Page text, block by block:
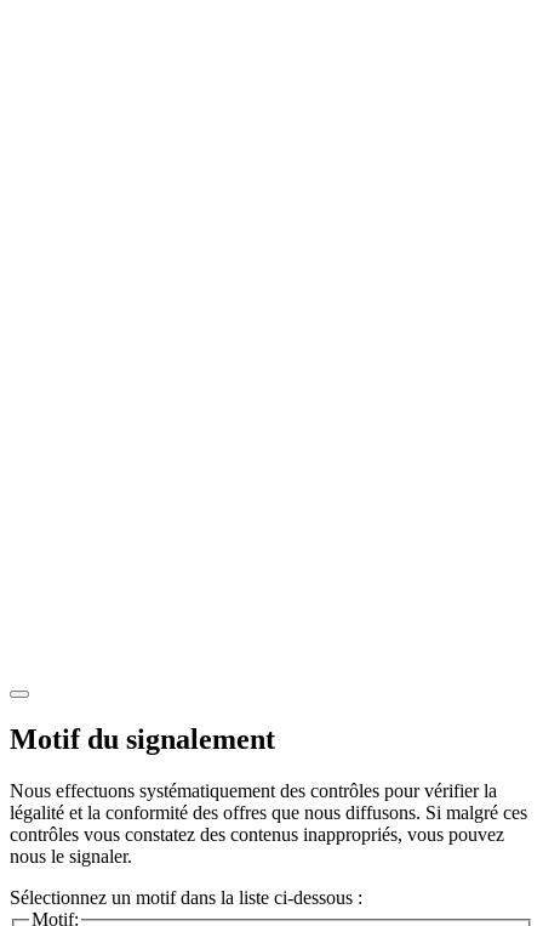
Motif du signalement
Nous effectuons systématiquement des contrôles pour vérifier la
légalité et la conformité des offres que nous diffusons. Si malgré ces
contrôles vous constatez des contenus inappropriés, vous pouvez
nous le signaler.
Sélectionnez un motif dans la liste ci-dessous :
Motif: